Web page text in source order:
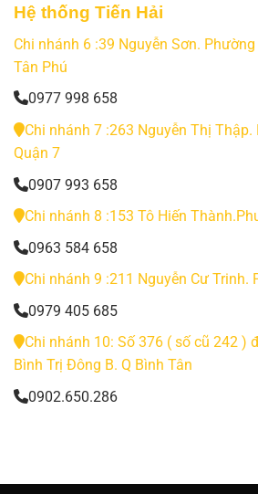
Hệ thống Tiến Hải
Chi nhánh 6 :39 Nguyễn Sơn.
Tân Phú
0977 998 658
Chi nhánh 7 :263 Nguyễn Thị Thập.
Quận 7
0907 993 658
Chi nhánh 8 :153 Tô Hiến
0963 584 658
Chi nhánh 9 :211 Nguyễn Cư Trinh.
0979 405 685
Chi nhánh 10: Số 376 ( số cũ 242 )
Bình Trị Đông B. Q Bình Tân
0902.650.286